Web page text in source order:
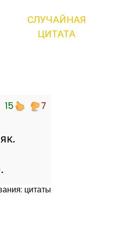
СЛУЧАЙНАЯ
ЦИТАТА
15 7
цитаты